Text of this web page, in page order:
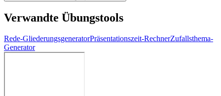
Verwandte Übungstools
Rede-GliederungsgeneratorPräsentationszeit-RechnerZufallsthema-
Generator